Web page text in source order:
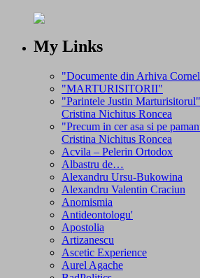
My Links
"Documente din Arhiva
"MARTURISITORII"
"Parintele Justin
Cristina Nichitus Roncea
"Precum in cer asa si pe
Cristina Nichitus Roncea
Acvila – Pelerin Ortodox
Albastru de…
Alexandru Ursu-Bukowina
Alexandru Valentin Craciun
Anomismia
Antideontologu'
Apostolia
Artizanescu
Ascetic Experience
Aurel Agache